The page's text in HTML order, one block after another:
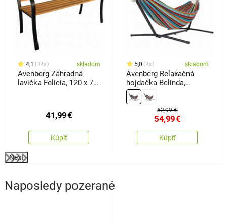
4,1 14x skladom
Avenberg Záhradná
lavička Felicia, 120 x 74
41,99€
Kúpiť
5,0 4x skladom
Avenberg Relaxačná
hojdačka Belinda,
červená-biela-žltá-
tyrkysová
62,99 €
54,99€
Kúpiť
Next
Naposledy pozerané